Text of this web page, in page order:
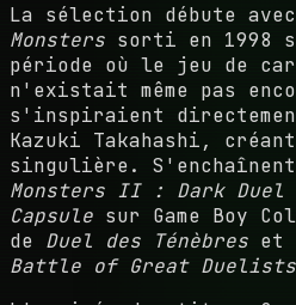
La sélection débute avec
Monsters sorti en 1998
période où le jeu de
n'existait même pas
s'inspiraient
Kazuki Takahashi,
singulière.
Monsters II : Dark Duel
Capsule sur Game Boy
de Duel des Ténèbres et
Battle of Great Duelists